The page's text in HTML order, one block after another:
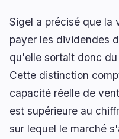
Le projet de loi
pause du Sénat
BULLISH
Bitcoin défend 64
SpaceX de 101 Md$
XRP : les baleines
Sigel a précisé que la
payer les dividendes
qu'elle sortait donc
Cette distinction
capacité réelle de
est supérieure au
sur lequel le marché